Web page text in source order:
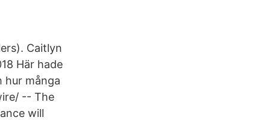
Caitlyn
Här hade
hur många
-- The
will